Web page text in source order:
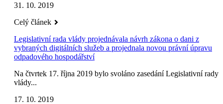
31. 10. 2019
Celý článek
Legislativní rada vlády projednávala návrh zákona o dani z
vybraných digitálních služeb a projednala novou právní úpravu
odpadového hospodářství
Na čtvrtek 17. října 2019 bylo svoláno zasedání Legislativní rady
vlády...
17. 10. 2019